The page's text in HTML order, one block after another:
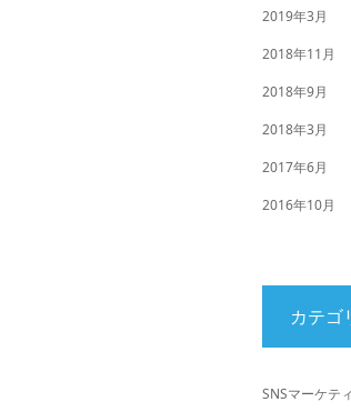
2019年3月
2018年11月
2018年9月
2018年3月
2017年6月
2016年10月
カテゴ
SNSマーケテ